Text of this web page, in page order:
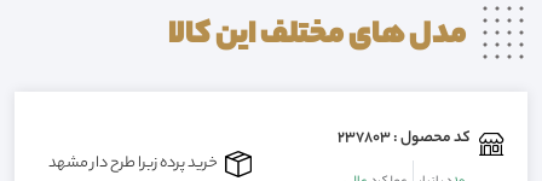
مدل های مختلف اینکالا
کد محصول : 237803
خرید پرده زبرا طرح دار مشهد